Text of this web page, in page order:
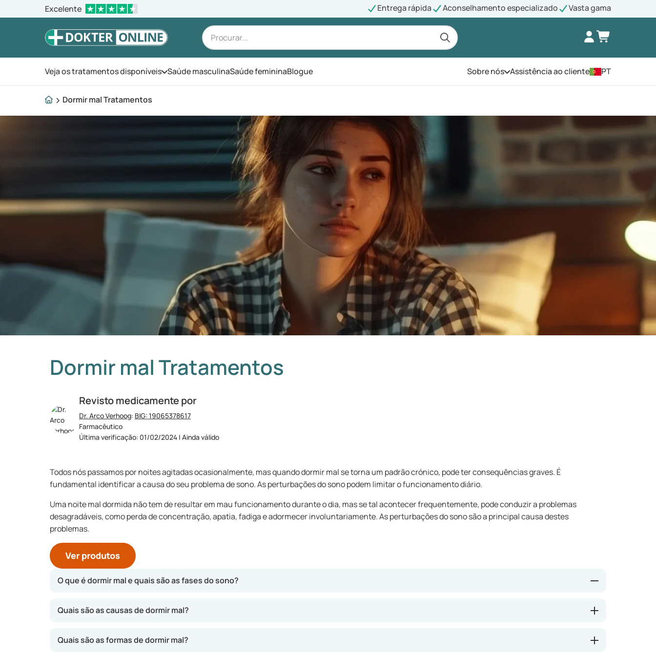
Excelente Entrega rápida Aconselhamento especializado Vasta gama
Veja os tratamentos disponíveisAbra o menu
Saúde masculinaSaúde femininaBlogue Sobre nósAbra o menu
Assistência ao cliente PT
Dormir mal Tratamentos
Dormir mal Tratamentos
Revisto medicamente por
Dr. Arco Verhoog: BIG: 19065378617
Farmacêutico
Última verificação: 01/02/2024 | Ainda válido
Todos nós passamos por noites agitadas ocasionalmente, mas quando dormir mal se torna um padrão crónico, pode ter consequências graves. É
fundamental identificar a causa do seu problema de sono. As perturbações do sono podem limitar o funcionamento diário.
Uma noite mal dormida não tem de resultar em mau funcionamento durante o dia, mas se tal acontecer frequentemente, pode conduzir a problemas
desagradáveis, como perda de concentração, apatia, fadiga e adormecer involuntariamente. As perturbações do sono são a principal causa destes
problemas.
Ver produtos
O que é dormir mal e quais são as fases do sono?
Um adulto saudável necessita de sete a nove horas de sono por noite. Não há problema se, pontualmente, dormir menos, mas se tal se repetir e interferir
com a sua vida quotidiana, estamos perante um problema de sono. Durante estas horas de sono, passamos por um ciclo de quatro fases. Este ciclo
Quais são as causas de dormir mal?
Quais são as formas de dormir mal?